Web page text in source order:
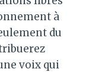
à
du
voix qui